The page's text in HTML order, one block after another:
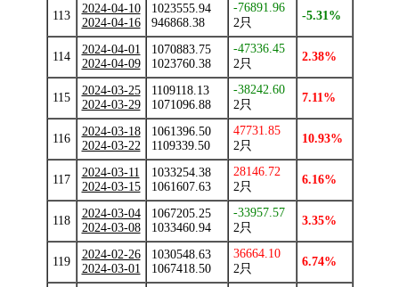
113
2024-04-10
2024-04-16
1023555.94
946868.38
-76891.96
2只
-5.31%
114
2024-04-01
2024-04-09
1070883.75
1023760.38
-47336.45
2只
2.38%
115
2024-03-25
2024-03-29
1109118.13
1071096.88
-38242.60
2只
7.11%
116
2024-03-18
2024-03-22
1061396.50
1109339.50
47731.85
2只
10.93%
117
2024-03-11
2024-03-15
1033254.38
1061607.63
28146.72
2只
6.16%
118
2024-03-04
2024-03-08
1067205.25
1033460.94
-33957.57
2只
3.35%
119
2024-02-26
2024-03-01
1030548.63
1067418.50
36664.10
2只
6.74%